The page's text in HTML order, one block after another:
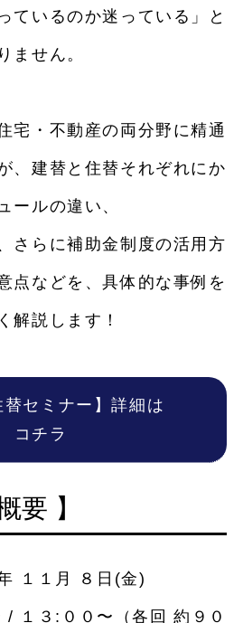
ているのか迷っている」と
ません。
宅・不動産の両分野に精通
、建替と住替それぞれにか
ールの違い、
さらに補助金制度の活用方
点などを、具体的な事例を
解説します！
替セミナー】詳細は
コチラ
要 】
１１月 ８日(金)
/ １３:００〜（各回 約９０